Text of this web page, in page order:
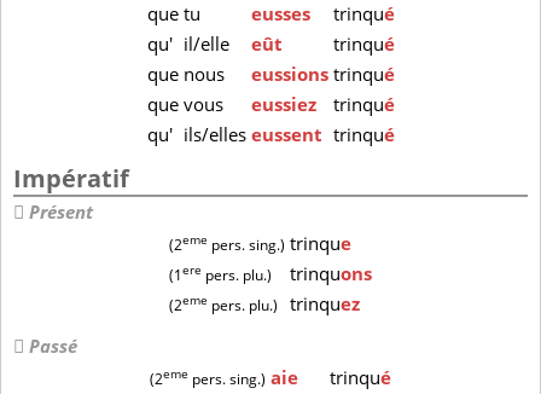
que tu eusses trinqué
qu' il/elle eût trinqué
que nous eussions trinqué
que vous eussiez trinqué
qu' ils/elles eussent trinqué
Impératif
Présent
(2eme pers. sing.) trinque
(1ere pers. plu.) trinquons
(2eme pers. plu.) trinquez
Passé
(2eme pers. sing.) aie trinqué